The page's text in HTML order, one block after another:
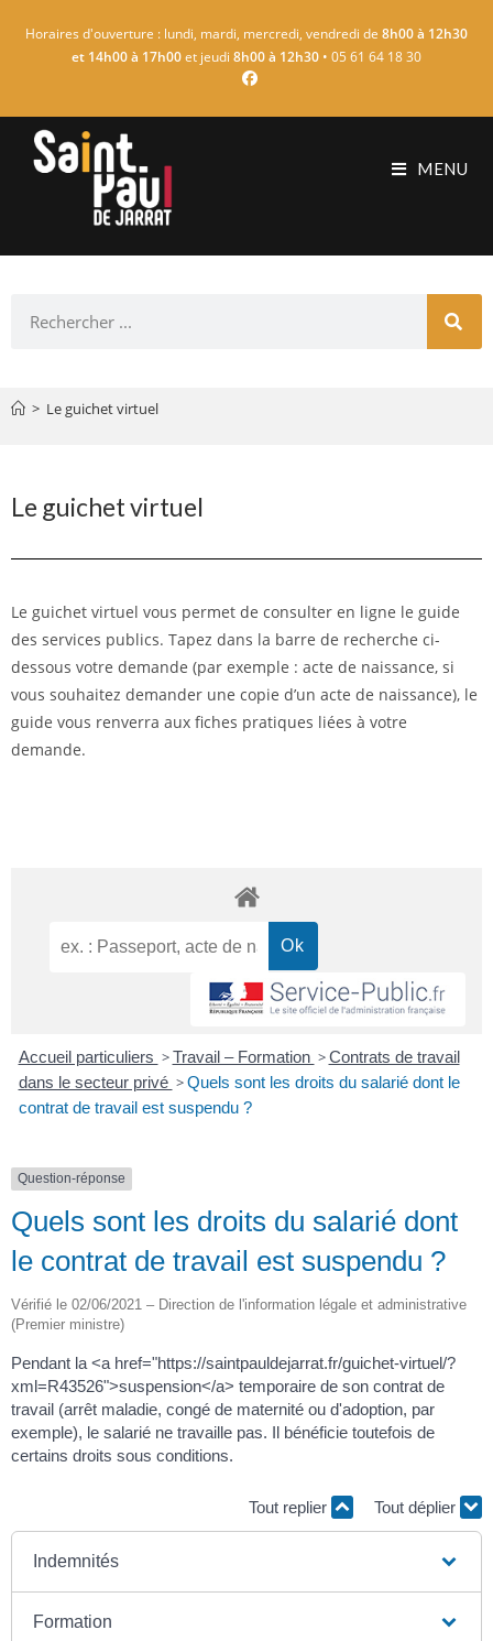
Horaires d'ouverture : lundi, mardi, mercredi, vendredi de 8h00 à 12h30
et 14h00 à 17h00et jeudi 8h00 à 12h30 • 05 61 64 18 30
MENU
> Le guichet virtuel
Le guichet virtuel
Le guichet virtuel vous permet de consulter en ligne le guide
des services publics. Tapez dans la barre de recherche ci-
dessous votre demande (par exemple : acte de naissance, si
vous souhaitez demander une copie d’un acte de naissance), le
guide vous renverra aux fiches pratiques liées à votre
demande.
Accueil particuliers > Travail – Formation > Contrats de travail
dans le secteur privé > Quels sont les droits du salarié dont le
contrat de travail est suspendu ?
Question-réponse
Quels sont les droits du salarié dont
le contrat de travail est suspendu ?
Vérifié le 02/06/2021 – Direction de l'information légale et administrative
(Premier ministre)
Pendant la <a href="https://saintpauldejarrat.fr/guichet-virtuel/?
xml=R43526">suspension</a> temporaire de son contrat de
travail (arrêt maladie, congé de maternité ou d'adoption, par
exemple), le salarié ne travaille pas. Il bénéficie toutefois de
certains droits sous conditions.
Tout replier Tout déplier
Indemnités
Formation